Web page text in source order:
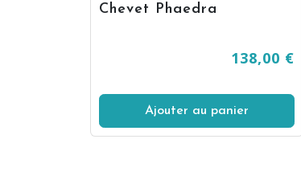
Chevet Phaedra
138,00 €
Ajouter au panier